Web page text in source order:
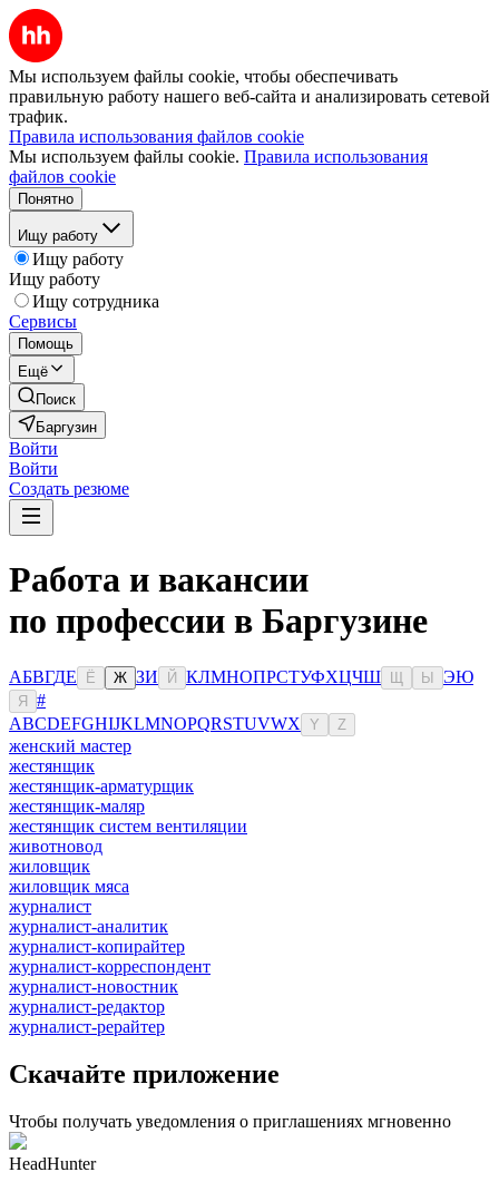
Мы используем файлы cookie, чтобы обеспечивать
правильную работу нашего веб-сайта и анализировать сетевой
трафик.
Правила использования файлов cookie
Мы используем файлы cookie. Правила использования
файлов cookie
Понятно
Ищу работу
Ищу работу
Ищу работу
Ищу сотрудника
Сервисы
Помощь
Ещё
Поиск
Баргузин
Войти
Войти
Создать резюме
Работа и вакансии
по профессии в Баргузине
АБВГДЕ Ё Ж ЗИ Й КЛМНОПРСТУФХЦЧШ Ы ЭЮ
Я
#
ABCDEFGHIJKLMNOPQRSTUVWX Y Z
женский мастер
жестянщик
жестянщик-арматурщик
жестянщик-маляр
жестянщик систем вентиляции
животновод
жиловщик
жиловщик мяса
журналист
журналист-аналитик
журналист-копирайтер
журналист-корреспондент
журналист-новостник
журналист-редактор
журналист-рерайтер
Скачайте приложение
Чтобы получать уведомления о приглашениях мгновенно
HeadHunter